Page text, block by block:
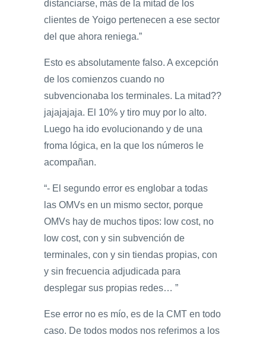
distanciarse, más de la mitad de los
clientes de Yoigo pertenecen a ese sector
del que ahora reniega.”
Esto es absolutamente falso. A excepción
de los comienzos cuando no
subvencionaba los terminales. La mitad??
jajajajaja. El 10% y tiro muy por lo alto.
Luego ha ido evolucionando y de una
froma lógica, en la que los números le
acompañan.
“- El segundo error es englobar a todas
las OMVs en un mismo sector, porque
OMVs hay de muchos tipos: low cost, no
low cost, con y sin subvención de
terminales, con y sin tiendas propias, con
y sin frecuencia adjudicada para
desplegar sus propias redes… ”
Ese error no es mío, es de la CMT en todo
caso. De todos modos nos referimos a los